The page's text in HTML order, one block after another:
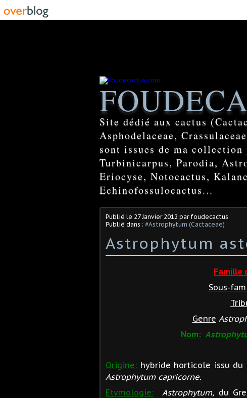
Site dédié aux cactus
Asphodelaceae,
sont issues de ma
Turbinicarpus, Parodia,
Eriocyse, Notocactus,
Echinofossulocactus...
Publié le 27 Janvier 2012 par foudecactus
Publié dans : #Astrophytum (Cactaceae)
Astrophytum
Famille
Sous-
Genre
Nom:
Origine: hybride horticole issu du
Astrophytum capricorne.
Etymologie:
Astrophytum, du